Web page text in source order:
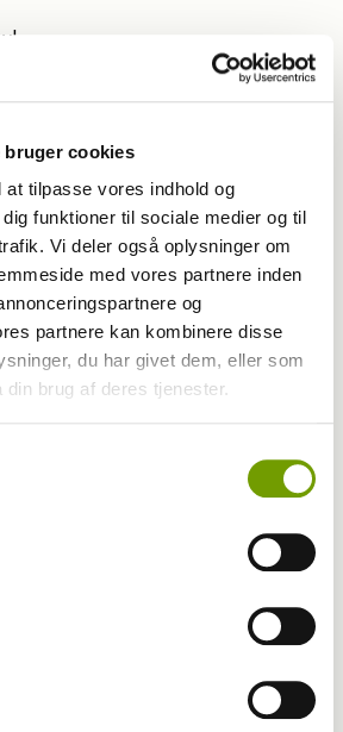
bruger cookies
tilpasse vores indhold og
funktioner til sociale medier og til
Vi deler også oplysninger om
med vores partnere inden
og
partnere kan kombinere disse
du har givet dem, eller som
brug af deres tjenester.
Timmermann
Georgia Timmermann